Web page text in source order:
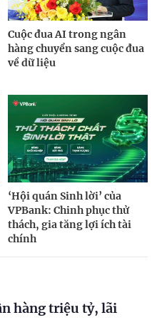
Cuộc đua AI trong ngân
hàng chuyển sang cuộc đua
về dữ liệu
‘Hội quán Sinh lời’ của
VPBank: Chinh phục thử
thách, gia tăng lợi ích tài
chính
hàng triệu tỷ, lãi